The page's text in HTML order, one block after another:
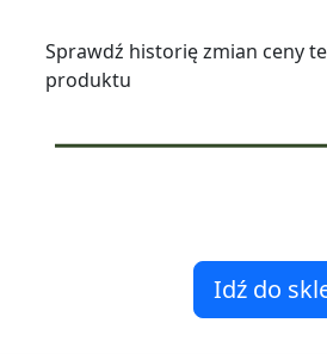
Sprawdź historię zmian ceny
produktu
Idź do